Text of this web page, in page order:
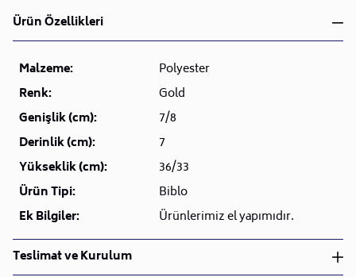
Ürün Özellikleri
Malzeme:
Polyester
Renk:
Gold
Genişlik (cm):
7/8
Derinlik (cm):
7
Yükseklik (cm):
36/33
Ürün Tipi:
Biblo
Ek Bilgiler:
Ürünlerimiz el yapımıdır.
Teslimat ve Kurulum